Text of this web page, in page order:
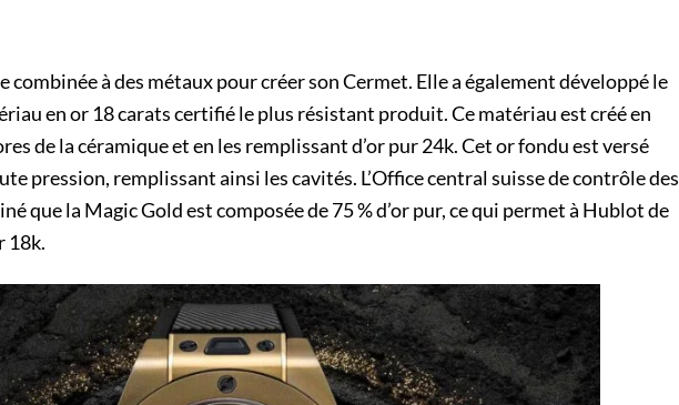
à des métaux pour créer son Cermet. Elle a également développé le
en or 18 carats certifié le plus résistant produit. Ce matériau est créé en
de la céramique et en les remplissant d’or pur 24k. Cet or fondu est versé
pression, remplissant ainsi les cavités. L’Office central suisse de contrôle des
que la Magic Gold est composée de 75 % d’or pur, ce qui permet à Hublot de
18k.